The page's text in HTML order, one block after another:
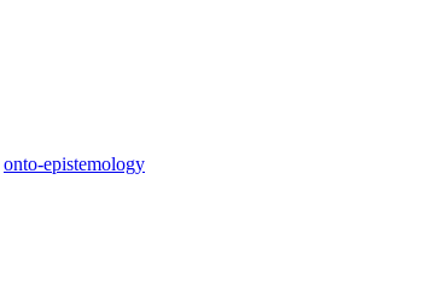
onto-epistemology